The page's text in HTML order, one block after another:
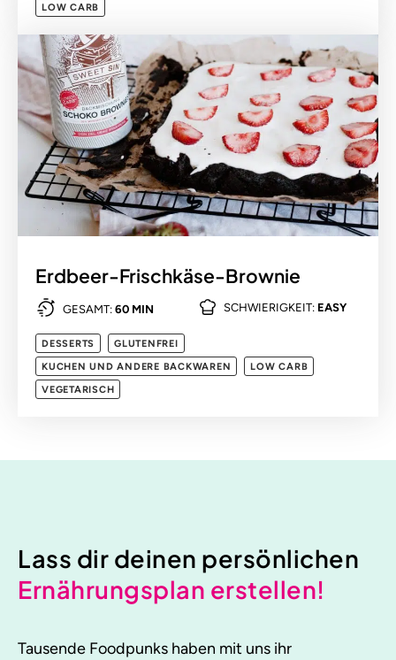
LOW CARB
Erdbeer-Frischkäse-Brownie
GESAMT: 60 MIN SCHWIERIGKEIT: EASY
DESSERTS
GLUTENFREI
KUCHEN UND ANDERE BACKWAREN
LOW CARB
VEGETARISCH
Lass dir deinen persönlichen
Ernährungsplan erstellen!
Tausende Foodpunks haben mit uns ihr